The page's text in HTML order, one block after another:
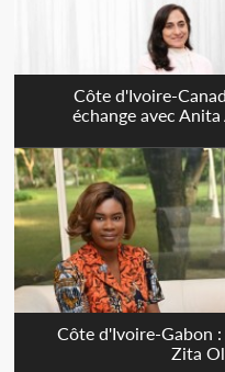
Côte d'Ivoire-
échange avec
Côte d'Ivoire-Gabon
Zita